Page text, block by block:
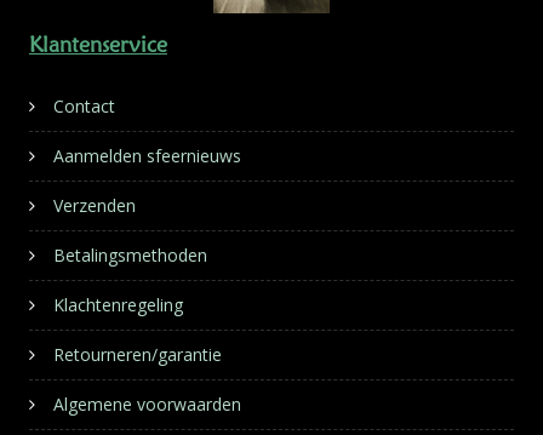
Klantenservice
Contact
Aanmelden sfeernieuws
Verzenden
Betalingsmethoden
Klachtenregeling
Retourneren/garantie
Algemene voorwaarden